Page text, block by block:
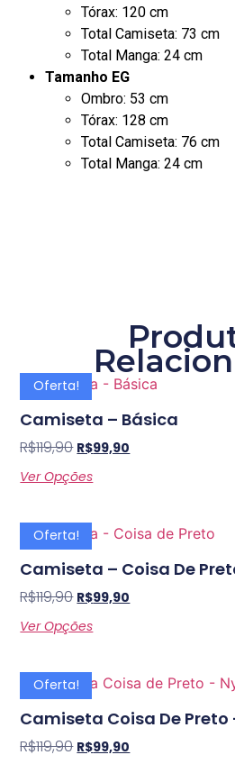
Tórax: 120 cm
Total Camiseta: 73 cm
Total Manga: 24 cm
Tamanho EG
Ombro: 53 cm
Tórax: 128 cm
Total Camiseta: 76 cm
Total Manga: 24 cm
Oferta!
Camiseta – Básica
R$119,90 R$99,90
Ver Opções
Oferta!
Camiseta – Coisa De
R$119,90 R$99,90
Ver Opções
Oferta!
Camiseta Coisa De Preto
R$119,90 R$99,90